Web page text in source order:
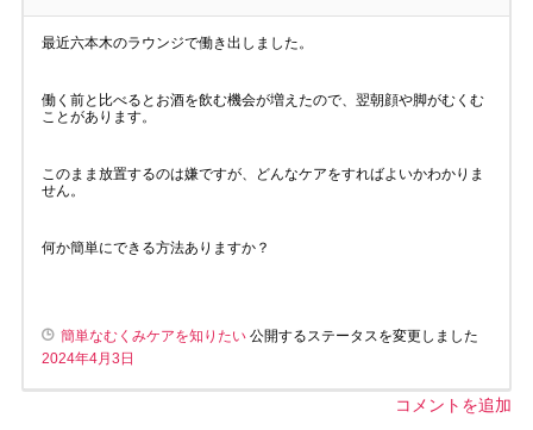
最近六本木のラウンジで働き出しました。
働く前と比べるとお酒を飲む機会が増えたので、翌朝顔や脚がむくむ
ことがあります。
このまま放置するのは嫌ですが、どんなケアをすればよいかわかりま
せん。
何か簡単にできる方法ありますか？
簡単なむくみケアを知りたい公開するステータスを変更しました
2024年4月3日
コメントを追加